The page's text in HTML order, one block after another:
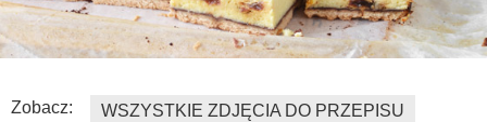
Zobacz: WSZYSTKIE ZDJĘCIA DO PRZEPISU